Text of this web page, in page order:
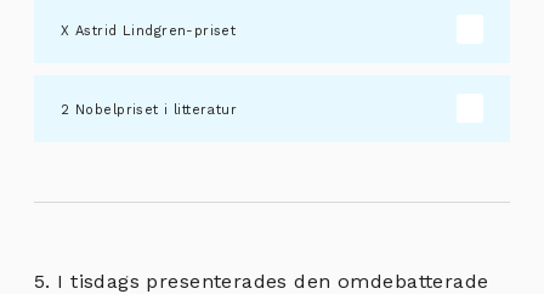
Astrid Lindgren-priset
Nobelpriset i litteratur
5. I tisdags presenterades den omdebatterade